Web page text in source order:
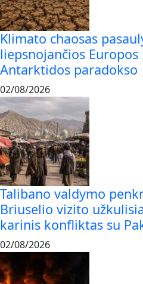
Klimato chaosas
liepsnojančios
Antarktidos paradokso
02/08/2026
Talibano valdymo
Briuselio vizito
karinis konfliktas su
02/08/2026